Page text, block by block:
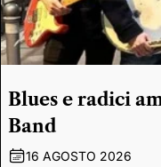
Blues e radici
Band
16 AGOSTO 2026